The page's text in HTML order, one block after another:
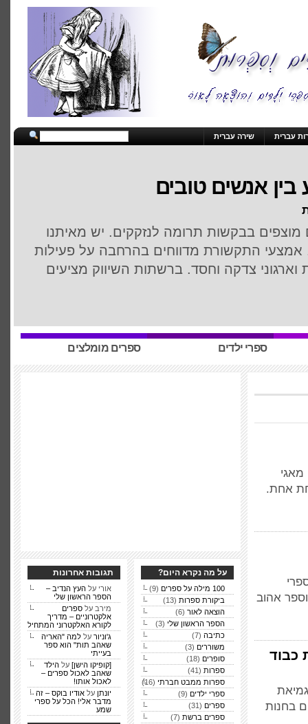
עברית שירה עברית
אנשים טובים
מוצפים בבקשות תרומה לנזקקים. יש מאיתנו
התקשורת מדווחים בהרחבה על פעילות
צדקה וחסד. ברשתות השיווק מציעים
ספרי ילדים ספרים מומלצים
מאגי
אחת.
אהוב
כבוד
בחנות
על מה נקרא היום?
100 מילה על ספרים
(9)
ביקורת ספרות (13)
הוצאה לאור (6)
הספר הראשון שלי (3)
כתיבה (7)
משוררים (3)
סופרים (18)
ספרות (41)
ספרות ממבט חברתי (16)
ספרי ילדים (9)
ספרים (31)
ספרים ברשת (7)
תגובות אחרונות
אורי על העץ הנדיב –
הספר הראשון שלי
מירב על ספרים
אלקטרוניים – מדריך
לקורא האלקטרוני המתחיל
ג'וניור על למה "האריה
שאהב תות" הוא ספר
בעייתי
[קופיקו הישן] על הילד
שאהב לאכול ספרים –
לאכול אותו!
יונתן על אודיו בוקס – זה
מדבר אלי! הכל על ספרי
שמע